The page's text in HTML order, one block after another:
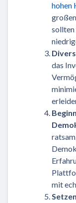
hohen
sollten
das
mit